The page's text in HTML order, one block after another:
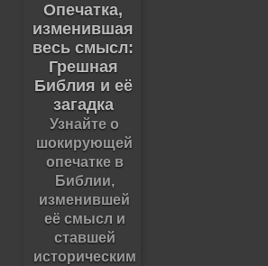
Опечатка,
изменившая
весь смысл:
Грешная
Библия и её
загадка
Узнайте о
шокирующей
опечатке в
Библии,
изменившей
её смысл и
ставшей
историческим